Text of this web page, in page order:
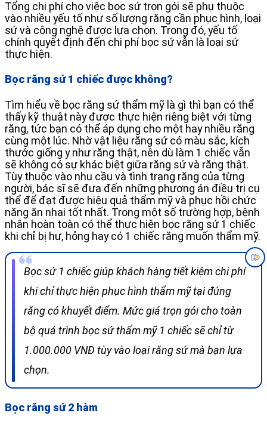
Tổng chi phí cho việc bọc sứ trọn gói sẽ phụ thuộc
vào nhiều yếu tố như số lượng răng cần phục hình, loại
sứ và công nghệ được lựa chọn. Trong đó, yếu tố
chính quyết định đến chi phí bọc sứ vẫn là loại sứ
thực hiện.
Bọc răng sứ 1 chiếc được không?
Tìm hiểu về bọc răng sứ thẩm mỹ là gì thì bạn có thể
thấy kỹ thuật này được thực hiện riêng biệt với từng
răng, tức bạn có thể áp dụng cho một hay nhiều răng
cùng một lúc. Nhờ vật liệu răng sứ có màu sắc, kích
thước giống y như răng thật, nên dù làm 1 chiếc vẫn
sẽ không có sự khác biệt giữa răng sứ và răng thật.
Tùy thuộc vào nhu cầu và tình trạng răng của từng
người, bác sĩ sẽ đưa đến những phương án điều trị cụ
thể để đạt được hiệu quả thẩm mỹ và phục hồi chức
năng ăn nhai tốt nhất. Trong một số trường hợp, bệnh
nhân hoàn toàn có thể thực hiện bọc răng sứ 1 chiếc
khi chỉ bị hư, hỏng hay có 1 chiếc răng muốn thẩm mỹ.
Bọc sứ 1 chiếc giúp khách hàng tiết kiệm chi phí
khi chỉ thực hiện phục hình thẩm mỹ tại đúng
răng có khuyết điểm. Mức giá trọn gói cho toàn
bộ quá trình bọc sứ thẩm mỹ 1 chiếc sẽ chỉ từ
1.000.000 VNĐ tùy vào loại răng sứ mà bạn lựa
chọn.
Bọc răng sứ 2 hàm